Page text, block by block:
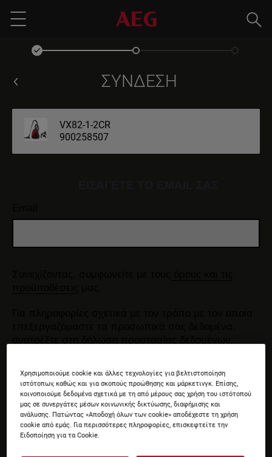
Menu
ΣΎΝΔΕΣΗ
VX82-1-2CR
900258507
Χρησιμοποιούμε cookie και άλλες τεχνολογίες για βελτιστοποίηση
ιστότοπων, καθώς και για σκοπούς προώθησης και μάρκετινγκ. Επίσης,
κοινοποιούμε δεδομένα σχετικά με τη από μέρους σας χρήση του ιστότοπού
μας σε συνεργάτες μέσων κοινωνικής δικτύωσης, διαφήμισης και
ανάλυσης. Πατώντας «Αποδοχή όλων των cookie» αποδέχεστε τη χρήση
cookie από εμάς. Για περισσότερες πληροφορίες, επισκεφτείτε την
Ειδοποίηση για τα Cookie.